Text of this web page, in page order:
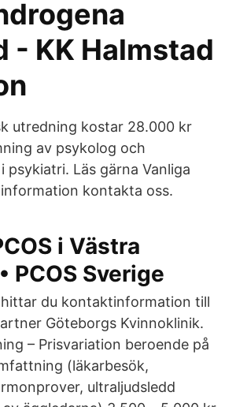
- KK Halmstad
utredning kostar 28.000 kr
av psykolog och
psykiatri. Läs gärna Vanliga
kontakta oss.
i Västra
PCOS Sverige
du kontaktinformation till
Göteborgs Kvinnoklinik.
– Prisvariation beroende på
(läkarbesök,
ultraljudsledd